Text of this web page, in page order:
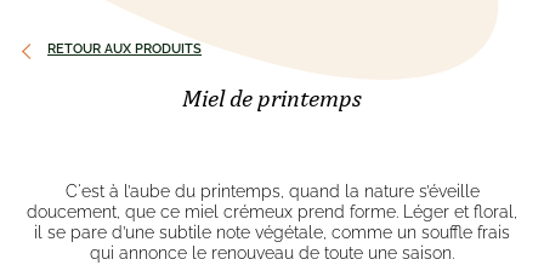
RETOUR AUX PRODUITS
Miel de printemps
C'est à l’aube du printemps, quand la nature s’éveille
doucement, que ce miel crémeux prend forme. Léger et floral,
il se pare d’une subtile note végétale, comme un souffle frais
qui annonce le renouveau de toute une saison.